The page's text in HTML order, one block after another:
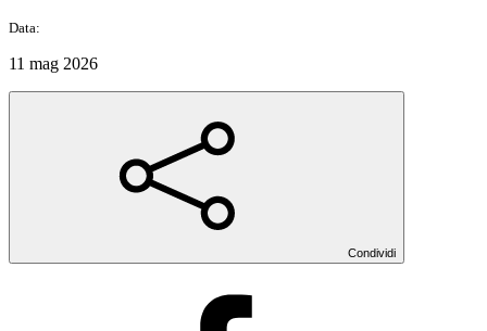
Data:
11 mag 2026
Condividi